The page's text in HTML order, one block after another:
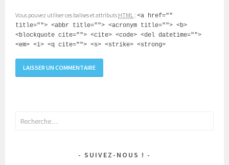
Vous pouvez utiliser ces balises et attributs HTML :<a href=""
title=""> <abbr title=""> <acronym title=""> <b>
<blockquote cite=""> <cite> <code> <del datetime="">
<em> <i> <q cite=""> <s> <strike> <strong>
Rechercher :
SUIVEZ-NOUS !